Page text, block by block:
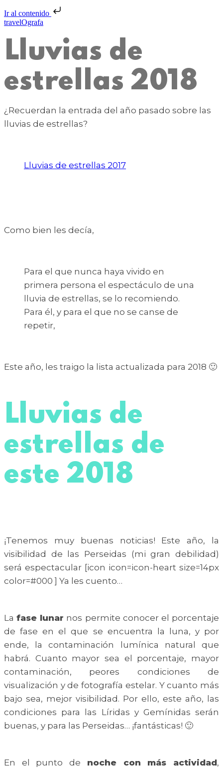
Ir al contenido
travelOgrafa
Lluvias de
estrellas 2018
¿Recuerdan la entrada del año pasado sobre las
lluvias de estrellas?
Lluvias de estrellas 2017
Como bien les decía,
Para el que nunca haya vivido en
primera persona el espectáculo de una
lluvia de estrellas, se lo recomiendo.
Para él, y para el que no se canse de
repetir,
Este año, les traigo la lista actualizada para 2018 🙂
Lluvias de
estrellas de
este 2018
¡Tenemos muy buenas noticias! Este año, la
visibilidad de las Perseidas (mi gran debilidad)
será espectacular [icon icon=icon-heart size=14px
color=#000 ] Ya les cuento…
Lafase lunar nos permite conocer el porcentaje
de fase en el que se encuentra la luna, y por
ende, la contaminación lumínica natural que
habrá. Cuanto mayor sea el porcentaje, mayor
contaminación, peores condiciones de
visualización y de fotografía estelar. Y cuanto más
bajo sea, mejor visibilidad. Por ello, este año, las
condiciones para las Líridas y Gemínidas serán
buenas, y para las Perseidas… ¡fantásticas! 🙂
En el punto de noche con más actividad,